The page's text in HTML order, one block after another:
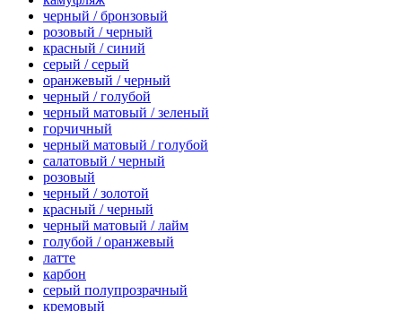
черный / бронзовый
розовый / черный
красный / синий
серый / серый
оранжевый / черный
черный / голубой
черный матовый / зеленый
горчичный
черный матовый / голубой
салатовый / черный
розовый
черный / золотой
красный / черный
черный матовый / лайм
голубой / оранжевый
латте
карбон
серый полупрозрачный
кремовый